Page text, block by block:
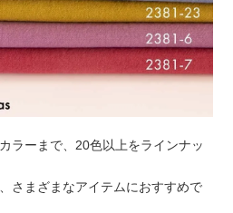
ラーまで、20色以上をラインナッ
さまざまなアイテムにおすすめで